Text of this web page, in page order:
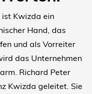
ist Kwizda ein
Hand, das
und als Vorreiter
das Unternehmen
Richard Peter
Kwizda geleitet. Sie